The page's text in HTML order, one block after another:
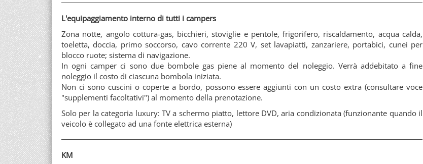
L'equipaggiamento interno di tutti i campers
Zona notte, angolo cottura-gas, bicchieri, stoviglie e pentole, frigorifero, riscaldamento, acqua calda,
toeletta, doccia, primo soccorso, cavo corrente 220 V, set lavapiatti, zanzariere, portabici, cunei per
blocco ruote; sistema di navigazione.
In ogni camper ci sono due bombole gas piene al momento del noleggio. Verrà addebitato a fine
noleggio il costo di ciascuna bombola iniziata.
Non ci sono cuscini o coperte a bordo, possono essere aggiunti con un costo extra (consultare voce
"supplementi facoltativi") al momento della prenotazione.
Solo per la categoria luxury: TV a schermo piatto, lettore DVD, aria condizionata (funzionante quando il
veicolo è collegato ad una fonte elettrica esterna)
KM